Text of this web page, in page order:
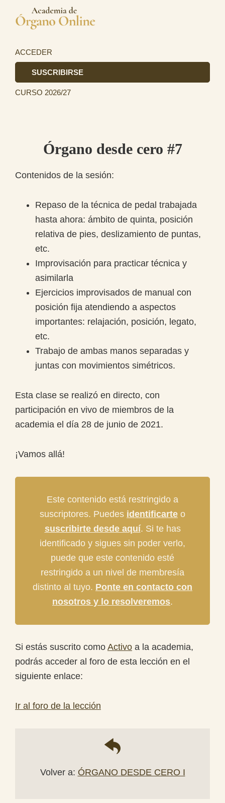
navegación
principal
principal
Órgano
primera
academia
de
Órgano
ACCEDER
SUSCRIBIRSE
CURSO 2026/27
Órgano desde cero #7
Contenidos de la sesión:
Repaso de la técnica de pedal trabajada
hasta ahora: ámbito de quinta, posición
relativa de pies, deslizamiento de puntas,
etc.
Improvisación para practicar técnica y
asimilarla
Ejercicios improvisados de manual con
posición fija atendiendo a aspectos
importantes: relajación, posición, legato,
etc.
Trabajo de ambas manos separadas y
juntas con movimientos simétricos.
Esta clase se realizó en directo, con
participación en vivo de miembros de la
academia el día 28 de junio de 2021.
¡Vamos allá!
Este contenido está restringido a
suscriptores. Puedes identificarte o
suscribirte desde aquí. Si te has
identificado y sigues sin poder verlo,
puede que este contenido esté
restringido a un nivel de membresía
distinto al tuyo. Ponte en contacto con
nosotros y lo resolveremos.
Si estás suscrito como Activo a la academia,
podrás acceder al foro de esta lección en el
siguiente enlace:
Ir al foro de la lección
Volver a: ÓRGANO DESDE CERO I